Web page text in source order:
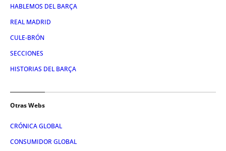
HABLEMOS DEL BARÇA
REAL MADRID
CULE-BRÓN
SECCIONES
HISTORIAS DEL BARÇA
Otras Webs
CRÓNICA GLOBAL
CONSUMIDOR GLOBAL